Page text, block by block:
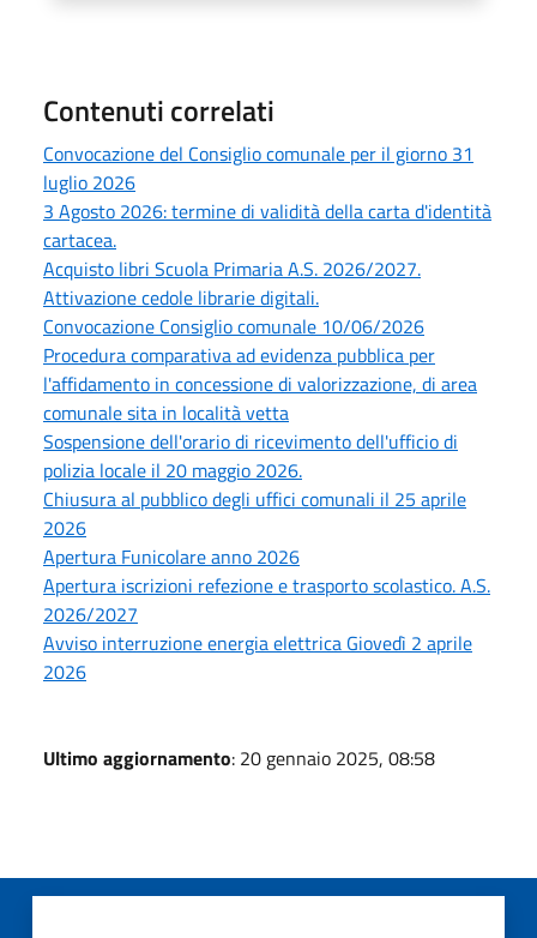
Contenuti correlati
Convocazione del Consiglio comunale per il giorno 31
luglio 2026
3 Agosto 2026: termine di validità della carta d'identità
cartacea.
Acquisto libri Scuola Primaria A.S. 2026/2027.
Attivazione cedole librarie digitali.
Convocazione Consiglio comunale 10/06/2026
Procedura comparativa ad evidenza pubblica per
l'affidamento in concessione di valorizzazione, di area
comunale sita in località vetta
Sospensione dell'orario di ricevimento dell'ufficio di
polizia locale il 20 maggio 2026.
Chiusura al pubblico degli uffici comunali il 25 aprile
2026
Apertura Funicolare anno 2026
Apertura iscrizioni refezione e trasporto scolastico. A.S.
2026/2027
Avviso interruzione energia elettrica Giovedì 2 aprile
2026
Ultimo aggiornamento: 20 gennaio 2025, 08:58